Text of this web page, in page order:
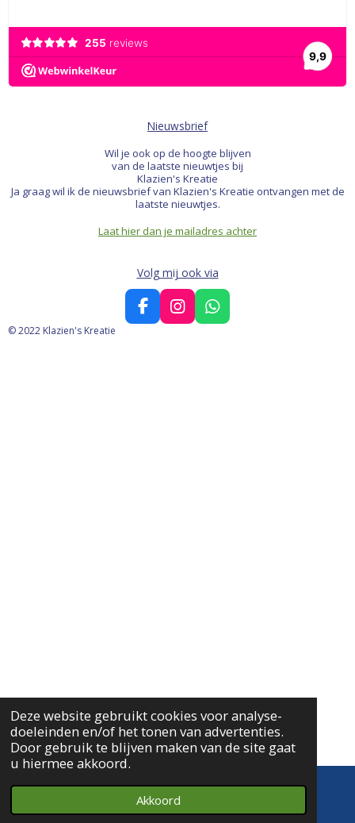
Deze website gebruikt cookies voor analyse-
doeleinden en/of het tonen van advertenties.
Door gebruik te blijven maken van de site gaat
u hiermee akkoord.
Akkoord
Nieuwsbrief
Wil je ook op de hoogte blijven
van de laatste nieuwtjes bij
Klazien's Kreatie
Ja graag wil ik de nieuwsbrief van Klazien's Kreatie ontvangen met de
laatste nieuwtjes.
Laat hier dan je mailadres achter
Volg mij ook via
F
a
I
n
W
h
© 2022 Klazien's Kreatie
Telefoonnummer